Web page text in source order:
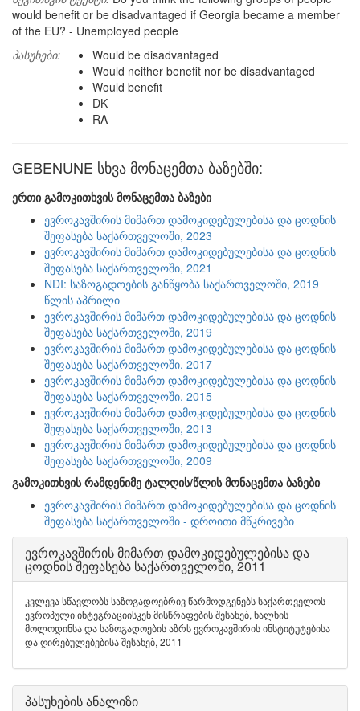
would benefit or be disadvantaged if Georgia became a member
of the EU? - Unemployed people
პასუხები:
Would be disadvantaged
Would neither benefit nor be disadvantaged
Would benefit
DK
RA
GEBENUNE სხვა მონაცემთა ბაზებში:
ერთი გამოკითხვის მონაცემთა ბაზები
ევროკავშირის მიმართ დამოკიდებულებისა და ცოდნის
შეფასება საქართველოში, 2023
ევროკავშირის მიმართ დამოკიდებულებისა და ცოდნის
შეფასება საქართველოში, 2021
NDI: საზოგადოების განწყობა საქართველოში, 2019
წლის აპრილი
ევროკავშირის მიმართ დამოკიდებულებისა და ცოდნის
შეფასება საქართველოში, 2019
ევროკავშირის მიმართ დამოკიდებულებისა და ცოდნის
შეფასება საქართველოში, 2017
ევროკავშირის მიმართ დამოკიდებულებისა და ცოდნის
შეფასება საქართველოში, 2015
ევროკავშირის მიმართ დამოკიდებულებისა და ცოდნის
შეფასება საქართველოში, 2013
ევროკავშირის მიმართ დამოკიდებულებისა და ცოდნის
შეფასება საქართველოში, 2009
გამოკითხვის რამდენიმე ტალღის/წლის მონაცემთა ბაზები
ევროკავშირის მიმართ დამოკიდებულებისა და ცოდნის
შეფასება საქართველოში - დროითი მწკრივები
ევროკავშირის მიმართ დამოკიდებულებისა და
ცოდნის შეფასება საქართველოში, 2011
კვლევა სწავლობს საზოგადოებრივ წარმოდგენებს საქართველოს
ევროპული ინტეგრაციისკენ მისწრაფების შესახებ, ხალხის
მოლოდინსა და საზოგადოების აზრს ევროკავშირის ინსტიტუტებისა
და ღირებულებებისა შესახებ, 2011
პასუხების ანალიზი